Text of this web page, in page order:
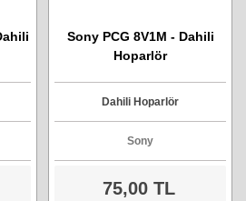
Sony PCG 8V1M - Dahili
Hoparlör
Dahili Hoparlör
Sony
75,00 TL